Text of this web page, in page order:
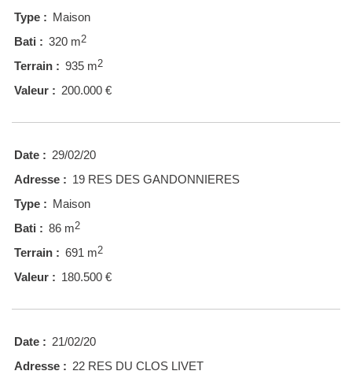
Type : Maison
Bati : 320 m2
Terrain : 935 m2
Valeur : 200.000 €
Date : 29/02/20
Adresse : 19 RES DES GANDONNIERES
Type : Maison
Bati : 86 m2
Terrain : 691 m2
Valeur : 180.500 €
Date : 21/02/20
Adresse : 22 RES DU CLOS LIVET